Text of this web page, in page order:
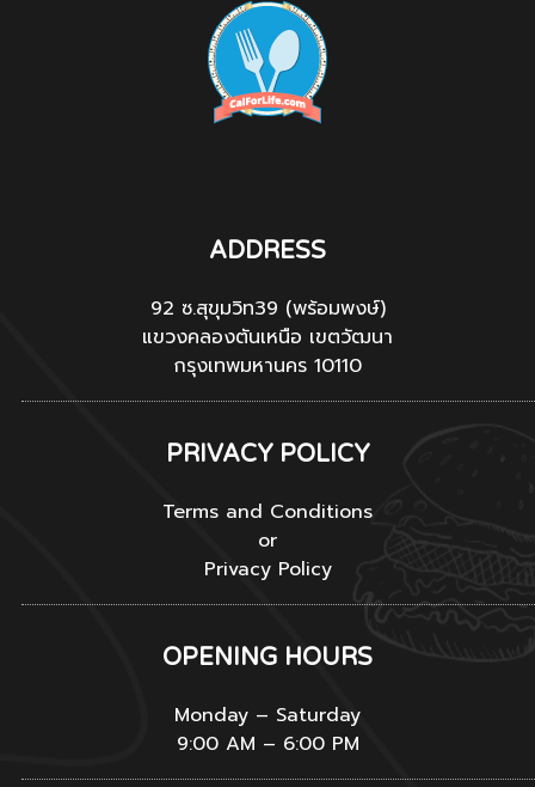
ADDRESS
92 ซ.สุขุมวิท39 (พร้อมพงษ์)
แขวงคลองตันเหนือ เขตวัฒนา
กรุงเทพมหานคร 10110
PRIVACY POLICY
Terms and Conditions
or
Privacy Policy
OPENING HOURS
Monday – Saturday
9:00 AM – 6:00 PM